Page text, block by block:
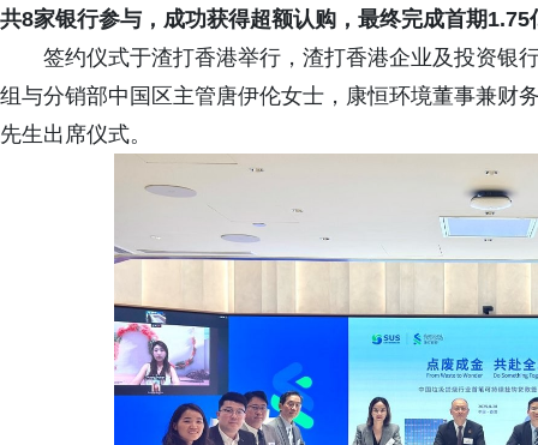
共8家银行参与，成功获得超额认购，最终完成首期1.75
签约仪式于渣打香港举行，渣打香港企业及投资银
组与分销部中国区主管唐伊伦女士，康恒环境董事兼财
先生出席仪式。